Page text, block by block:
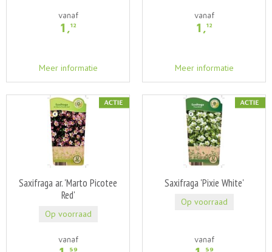
vanaf
1 ,12
Meer informatie
vanaf
1 ,12
Meer informatie
Saxifraga ar. 'Marto Picotee
Red'
vanaf
59
Op voorraad
Saxifraga 'Pixie White'
vanaf
59
Op voorraad